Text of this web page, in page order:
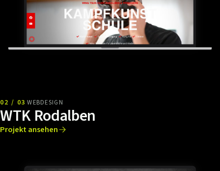
02 / 03 WEBDESIGN
WTK Rodalben
Projekt ansehen